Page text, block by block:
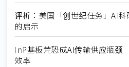
评析：美国「创世纪任务」AI
的启示
InP基板荒恐成AI传输供应瓶
效率